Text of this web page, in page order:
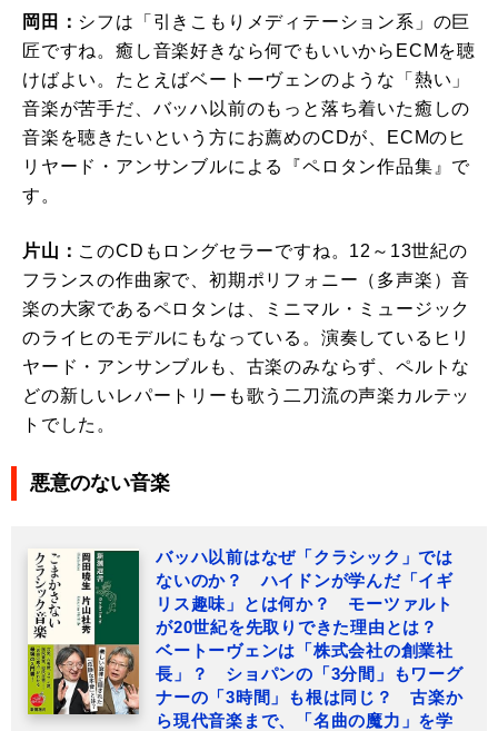
岡田： シフは「引きこもりメディテーション系」の巨
匠ですね。癒し音楽好きなら何でもいいからECMを聴
けばよい。たとえばベートーヴェンのような「熱い」
音楽が苦手だ、バッハ以前のもっと落ち着いた癒しの
音楽を聴きたいという方にお薦めのCDが、ECMのヒ
リヤード・アンサンブルによる『ペロタン作品集』で
す。
片山： このCDもロングセラーですね。12～13世紀の
フランスの作曲家で、初期ポリフォニー（多声楽）音
楽の大家であるペロタンは、ミニマル・ミュージック
のライヒのモデルにもなっている。演奏しているヒリ
ヤード・アンサンブルも、古楽のみならず、ペルトな
どの新しいレパートリーも歌う二刀流の声楽カルテッ
トでした。
悪意のない音楽
バッハ以前はなぜ「クラシック」では
ないのか？ ハイドンが学んだ「イギ
リス趣味」とは何か？ モーツァルト
が20世紀を先取りできた理由とは？
ベートーヴェンは「株式会社の創業社
長」？ ショパンの「3分間」もワーグ
ナーの「3時間」も根は同じ？ 古楽か
ら現代音楽まで、「名曲の魔力」を学